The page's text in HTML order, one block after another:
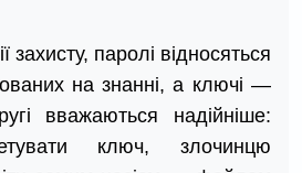
захисту, паролі відносяться
на знанні, а ключі —
вважаються надійніше:
ключ, злочинцю